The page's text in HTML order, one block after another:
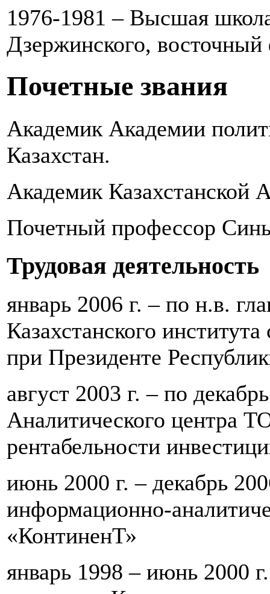
1976-1981 – Высшая
Дзержинского, восточный
Почетные звания
Академик Академии
Казахстан.
Академик Казахстанской
Почетный профессор
Трудовая деятельность
январь 2006 г. – по н.в.
Казахстанского
при Президенте
август 2003 г. – по
Аналитического центра
рентабельности
июнь 2000 г. – декабрь
информационно-
«КонтиненТ»
январь 1998 – июнь 2000